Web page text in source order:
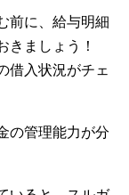
前に、給与明細
きましょう！
借入状況がチェ
の管理能力が分